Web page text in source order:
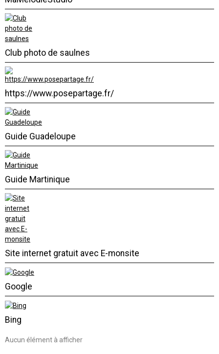
Club photo de saulnes
https://www.posepartage.fr/
Guide Guadeloupe
Guide Martinique
Site internet gratuit avec E-monsite
Google
Bing
Aucun élément à afficher